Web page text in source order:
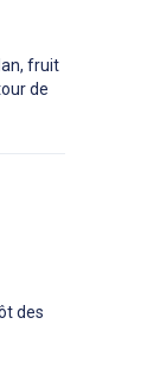
fruit
de
des